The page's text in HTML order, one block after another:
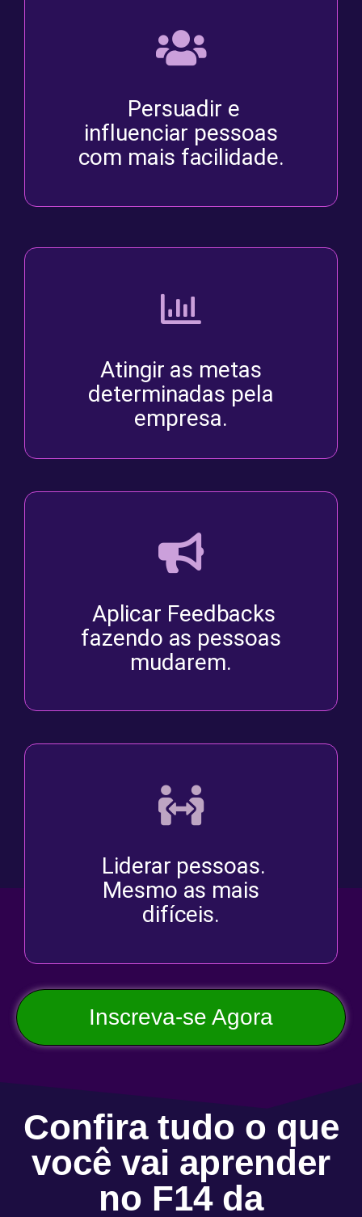
Persuadir e
influenciar pessoas
com mais facilidade.
Atingir as metas
determinadas pela
empresa.
Aplicar Feedbacks
fazendo as pessoas
mudarem.
Liderar pessoas.
Mesmo as mais
difíceis.
Inscreva-se Agora
Confira tudo o que
você vai aprender
no F14 da